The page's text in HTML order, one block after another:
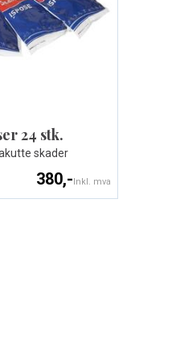
24 stk.
skader
380,-Inkl. mva